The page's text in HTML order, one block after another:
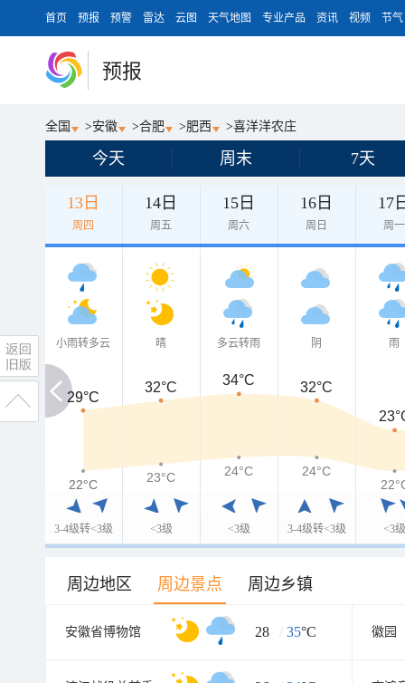
首页 预报 预警 雷达 云图 天气地图 专业产品 资讯 视频 节气
预报
全国 >安徽 >合肥 >肥西 >喜洋洋农庄
今天 周末 7天
13日
周四
14日
周五
15日
周六
16日
周日
17
周一
小雨转多云
3-4级转<3级
晴
<3级
多云转雨
<3级
阴
3-4级转<3级
雨
<3级
29°C
29°C
32°C 34°C 32°C
22°C
22°C 23°C 24°C
24°C
周边地区 周边景点 周边乡镇
安徽省博物馆 28 / 35°C 徽园